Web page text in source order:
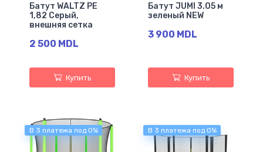
Батут WALTZ PE
1,82 Серый,
внешняя сетка
2 500 MDL
Купить
Батут JUMI 3.05 м
зеленый NEW
3 900 MDL
Купить
В 3 платежа под 0% В 3 платежа под 0%